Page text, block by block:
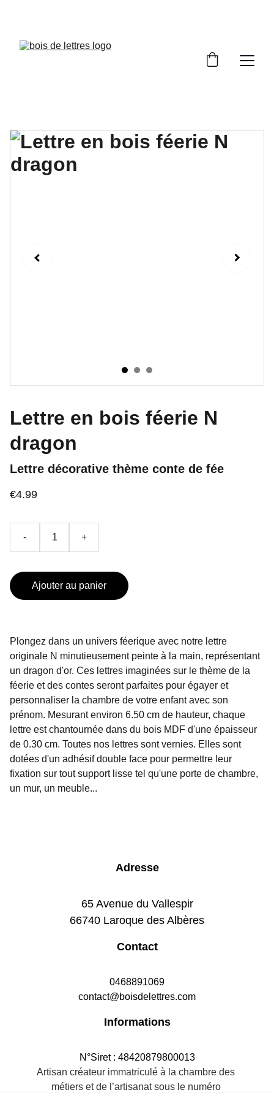
Lettre en bois féerie N
dragon
Lettre décorative thème conte de fée
€4.99
- +
Ajouter au panier
Plongez dans un univers féerique avec notre lettre
originale N minutieusement peinte à la main, représentant
un dragon d'or. Ces lettres imaginées sur le thème de la
féerie et des contes seront parfaites pour égayer et
personnaliser la chambre de votre enfant avec son
prénom. Mesurant environ 6.50 cm de hauteur, chaque
lettre est chantournée dans du bois MDF d'une épaisseur
de 0.30 cm. Toutes nos lettres sont vernies. Elles sont
dotées d'un adhésif double face pour permettre leur
fixation sur tout support lisse tel qu'une porte de chambre,
un mur, un meuble...
Adresse
65 Avenue du Vallespir
66740 Laroque des Albères
Contact
0468891069
contact@boisdelettres.com
Informations
N°Siret : 48420879800013
Artisan créateur immatriculé à la chambre des
métiers et de l’artisanat sous le numéro